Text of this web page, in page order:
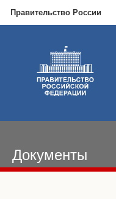
Правительство России
Документы